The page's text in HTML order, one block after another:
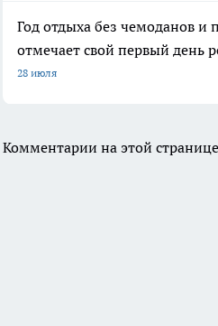
Год отдыха без чемоданов и
отмечает свой первый день
28 июля
Комментарии на этой